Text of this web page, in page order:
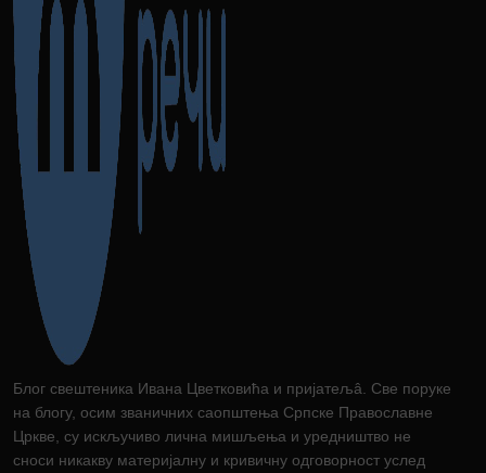
Блог свештеника Ивана Цветковића и пријатељâ. Све поруке
на блогу, осим званичних саопштења Српске Православне
Цркве, су искључиво лична мишљења и уредништво не
сноси никакву материјалну и кривичну одговорност услед